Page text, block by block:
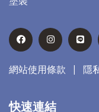
網站使用條款 隱
快速連結